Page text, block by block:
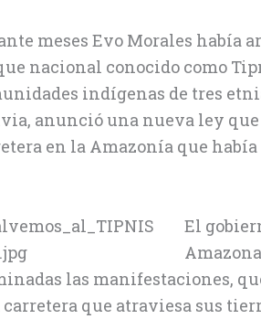
meses Evo Morales había
nacional conocido como
indígenas de tres
anunció una nueva ley
en la Amazonía que
El
las manifestaciones,
que atraviesa sus